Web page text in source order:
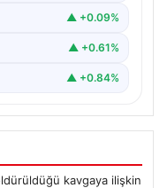
▲ +0.09%
▲ +0.61%
▲ +0.84%
kavgaya ilişkin